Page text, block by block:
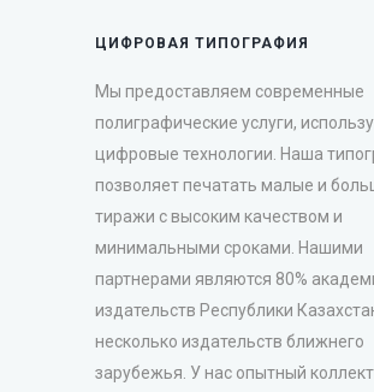
ЦИФРОВАЯ ТИПОГРАФИЯ
Мы предоставляем современные
полиграфические услуги,
цифровые технологии. Наша
позволяет печатать малые и
тиражи с высоким качеством и
минимальными сроками. Нашими
партнерами являются 80%
издательств Республики
несколько издательств ближнего
зарубежья. У нас опытный